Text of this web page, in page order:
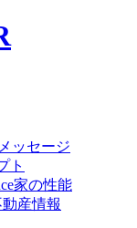
ッセージ
ト
家の性能
産情報